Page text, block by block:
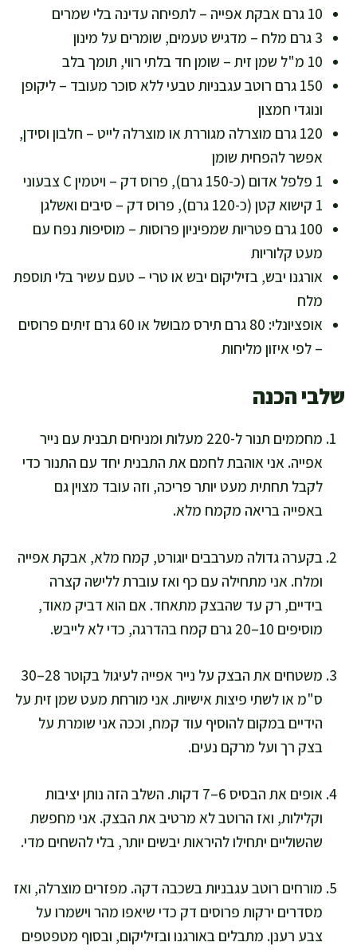
10 גרם אבקת אפייה – לתפיחה עדינה בלי שמרים
3 גרם מלח – מדגיש טעמים, שומרים על מינון
10 מ"ל שמן זית – שומן חד בלתי רווי, תומך בלב
150 גרם רוטב עגבניות טבעי ללא סוכר מעובד – ליקופן
ונוגדי חמצון
120 גרם מוצרלה מגוררת או מוצרלה לייט – חלבון וסידן,
אפשר להפחית שומן
1 פלפל אדום (כ-150 גרם), פרוס דק – ויטמין C צבעוני
1 קישוא קטן (כ-120 גרם), פרוס דק – סיבים ואשלגן
100 גרם פטריות שמפיניון פרוסות – מוסיפות נפח עם
מעט קלוריות
אורגנו יבש, בזיליקום יבש או טרי – טעם עשיר בלי תוספת
מלח
אופציונלי: 80 גרם תירס מבושל או 60 גרם זיתים פרוסים
– לפי איזון מליחות
שלבי הכנה
מחממים תנור ל-220 מעלות ומניחים תבנית עם נייר
אפייה. אני אוהבת לחמם את התבנית יחד עם התנור כדי
לקבל תחתית מעט יותר פריכה, וזה עובד מצוין גם
באפייה בריאה מקמח מלא.
בקערה גדולה מערבבים יוגורט, קמח מלא, אבקת אפייה
ומלח. אני מתחילה עם כף ואז עוברת ללישה קצרה
בידיים, רק עד שהבצק מתאחד. אם הוא דביק מאוד,
מוסיפים 10–20 גרם קמח בהדרגה, כדי לא לייבש.
משטחים את הבצק על נייר אפייה לעיגול בקוטר 28–30
ס"מ או לשתי פיצות אישיות. אני מורחת מעט שמן זית על
הידיים במקום להוסיף עוד קמח, וככה אני שומרת על
בצק רך ועל מרקם נעים.
אופים את הבסיס 6–7 דקות. השלב הזה נותן יציבות
וקלילות, ואז הרוטב לא מרטיב את הבצק. אני מחפשת
שהשוליים יתחילו להיראות יבשים יותר, בלי להשחים מדי.
מורחים רוטב עגבניות בשכבה דקה. מפזרים מוצרלה, ואז
מסדרים ירקות פרוסים דק כדי שיאפו מהר וישמרו על
צבע רענן. מתבלים באורגנו ובזיליקום, ובסוף מטפטפים